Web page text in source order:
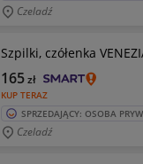
Czeladź
Szpilki, czółenka
KUP TERAZ
165zł
SPRZEDAJĄCY: OSOBA
Czeladź